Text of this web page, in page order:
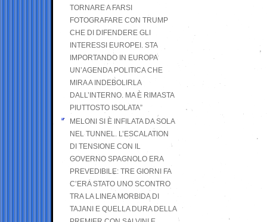
TORNARE A FARSI
FOTOGRAFARE CON TRUMP
CHE DI DIFENDERE GLI
INTERESSI EUROPEI. STA
IMPORTANDO IN EUROPA
UN’AGENDA POLITICA CHE
MIRA A INDEBOLIRLA
DALL’INTERNO. MA È RIMASTA
PIUTTOSTO ISOLATA”
MELONI SI È INFILATA DA SOLA
NEL TUNNEL. L’ESCALATION
DI TENSIONE CON IL
GOVERNO SPAGNOLO ERA
PREVEDIBILE: TRE GIORNI FA
C’ERA STATO UNO SCONTRO
TRA LA LINEA MORBIDA DI
TAJANI E QUELLA DURA DELLA